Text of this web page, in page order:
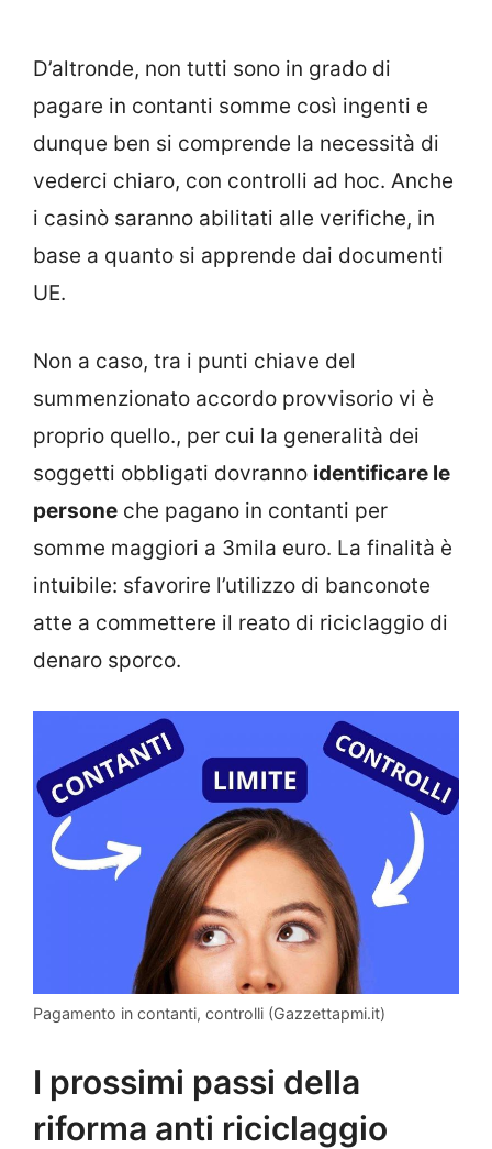
D’altronde, non tutti sono in grado di
pagare in contanti somme così ingenti e
dunque ben si comprende la necessità di
vederci chiaro, con controlli ad hoc. Anche
i casinò saranno abilitati alle verifiche, in
base a quanto si apprende dai documenti
UE.
Non a caso, tra i punti chiave del
summenzionato accordo provvisorio vi è
proprio quello., per cui la generalità dei
soggetti obbligati dovranno identificare le
persone che pagano in contanti per
somme maggiori a 3mila euro. La finalità è
intuibile: sfavorire l’utilizzo di banconote
atte a commettere il reato di riciclaggio di
denaro sporco.
Pagamento in contanti, controlli (Gazzettapmi.it)
I prossimi passi della
riforma anti riciclaggio